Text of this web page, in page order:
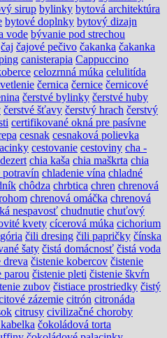
sirup bylinky bytová architektúra
bytové doplnky bytový dizajn
vode bývanie pod strechou
čaj čajové pečivo čakanka čakanka
canisterapia Cappuccino
celozrnná múka celulitída
černica černice černicové
čerstvé bylinky čerstvé huby
čerstvé šťavy čerstvý hrach čerstvý
certifikované okná pre pasívne
cesnak cesnaková polievka
cestovanie cestoviny cha -
chia kaša chia maškrta chia
potravín chladenie vína chladné
chôdza chrbtica chren chrenová
chrenová omáčka chrenová
nespavosť chudnutie chuťový
kvety cícerová múka cichorium
čili dresing čili papričky čínska
šaty čistá domácnosť čistá voda
dreva čistenie kobercov čistenie
parou čistenie pleti čistenie škvŕn
zubov čistiace prostriedky čistý
zázemie citrón citronáda
citrusy civilizačné choroby
čokoládová torta